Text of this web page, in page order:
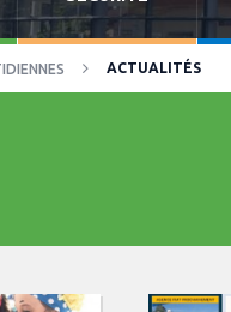
ACTUALITÉS